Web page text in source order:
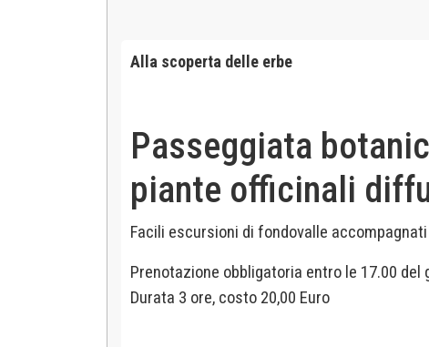
Alla scoperta delle erbe
Passeggiata
piante officinali
Facili escursioni di fondovalle
Prenotazione obbligatoria entro le 17.00
Durata 3 ore, costo 20,00 Euro